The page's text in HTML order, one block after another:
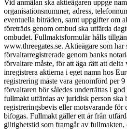
Vid anmälan ska aktieägaren uppge
organisationsnummer, adress,
eventuella biträden, samt uppgifter om
företräds genom ombud ska utfärda
ombudet. Fullmaktsformulär hålls
www.threegates.se. Aktieägare som har
förvaltarregistrerade genom banks
förvaltare måste, för att äga rätt att
inregistrera aktierna i eget namn hos
registrering måste vara genomförd per
förvaltaren bör således underrättas i
fullmakt utfärdas av juridisk person ska
registreringsbevis eller motsvarande för
bifogas. Fullmakt gäller ett år från
giltighetstid som framgår av fullmakten,